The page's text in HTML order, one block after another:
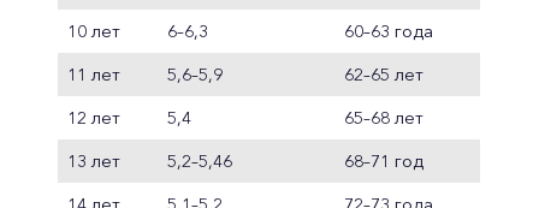
10 лет
6–6,3
60–63 года
11 лет
5,6–5,9
62–65 лет
12 лет
5,4
65–68 лет
13 лет
5,2–5,46
68–71 год